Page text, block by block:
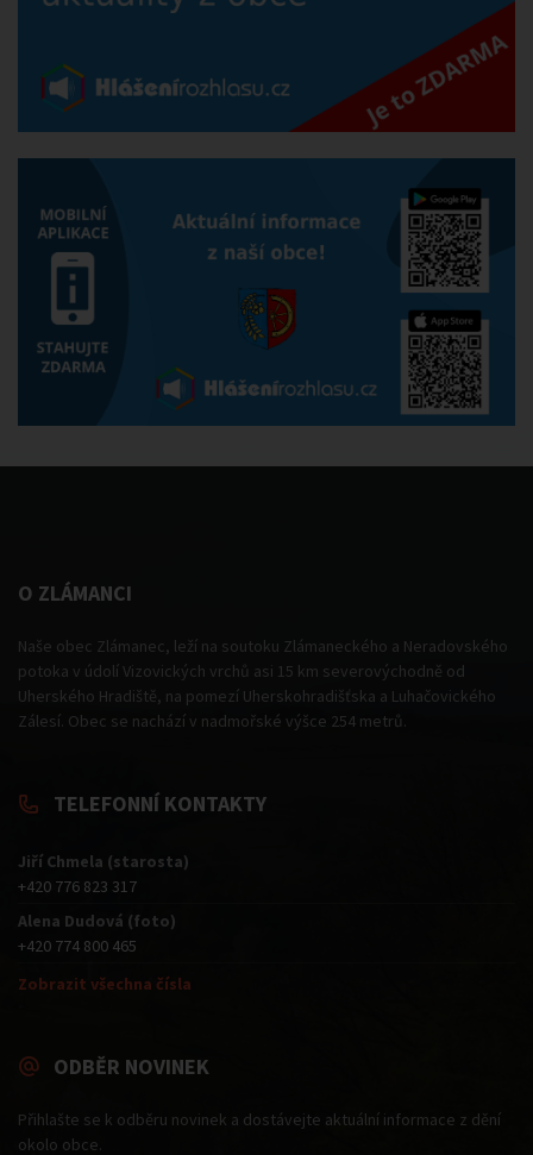
O ZLÁMANCI
Naše obec Zlámanec, leží na soutoku Zlámaneckého a Neradovského
potoka v údolí Vizovických vrchů asi 15 km severovýchodně od
Uherského Hradiště, na pomezí Uherskohradišťska a Luhačovického
Zálesí. Obec se nachází v nadmořské výšce 254 metrů.
TELEFONNÍ KONTAKTY
Jiří Chmela (starosta)
+420 776 823 317
Alena Dudová (foto)
+420 774 800 465
Zobrazit všechna čísla
ODBĚR NOVINEK
Přihlašte se k odběru novinek a dostávejte aktuální informace z dění
okolo obce.